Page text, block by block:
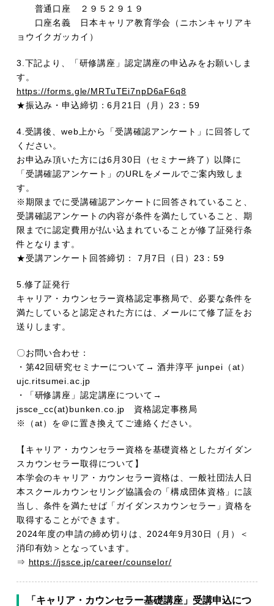
普通口座 ２９５２９１９
口座名義 日本キャリア教育学会（ニホンキャリアキ
ョウイクガッカイ）
3.下記より、「研修講座」認定講座の申込みをお願いしま
す。
https://forms.gle/MRTuTEi7npD6aF6q8
★振込み・申込締切：6月21日（月）23：59
4.受講後、web上から「受講確認アンケート」に回答して
ください。
お申込み頂いた方には6月30日（セミナー終了）以降に
「受講確認アンケート」のURLをメールでご案内致しま
す。
※期限までに受講確認アンケートに回答されていること、
受講確認アンケートの内容が条件を満たしていること、期
限までに認定費用が払い込まれていることが修了証発行条
件となります。
★受講アンケート回答締切： 7月7日（日）23：59
5.修了証発行
キャリア・カウンセラー資格認定事務局で、必要な条件を
満たしていると認定された方には、メールにて修了証をお
送りします。
〇お問い合わせ：
・第42回研究セミナーについて→ 酒井淳平 junpei（at）
ujc.ritsumei.ac.jp
・「研修講座」認定講座について→
jssce_cc(at)bunken.co.jp 資格認定事務局
※（at）を＠に置き換えてご連絡ください。
【キャリア・カウンセラー資格を基礎資格としたガイダン
スカウンセラー取得について】
本学会のキャリア・カウンセラー資格は、一般社団法人日
本スクールカウンセリング協議会の「構成団体資格」に該
当し、条件を満たせば「ガイダンスカウンセラー」資格を
取得することができます。
2024年度の申請の締め切りは、2024年9月30日（月）＜
消印有効＞となっています。
⇒ https://jssce.jp/career/counselor/
「キャリア・カウンセラー基礎講座」受講申込につ